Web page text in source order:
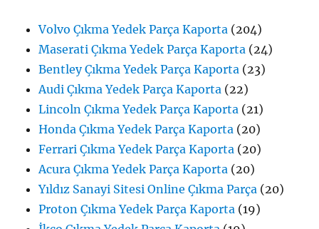
Volvo Çıkma Yedek Parça Kaporta (204)
Maserati Çıkma Yedek Parça Kaporta (24)
Bentley Çıkma Yedek Parça Kaporta (23)
Audi Çıkma Yedek Parça Kaporta (22)
Lincoln Çıkma Yedek Parça Kaporta (21)
Honda Çıkma Yedek Parça Kaporta (20)
Ferrari Çıkma Yedek Parça Kaporta (20)
Acura Çıkma Yedek Parça Kaporta (20)
Yıldız Sanayi Sitesi Online Çıkma Parça (20)
Proton Çıkma Yedek Parça Kaporta (19)